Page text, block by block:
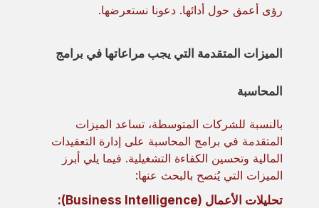
رؤى أعمق حول أدائها. دعونا نستعرضها.
الميزات المتقدمة التي يجب مراعاتها في برامج
المحاسبة
بالنسبة للشركات المتوسطة، تساعد الميزات
المتقدمة في برامج المحاسبة على إدارة التعقيدات
المالية وتحسين الكفاءة التشغيلية. فيما يلي أبرز
الميزات التي يُنصح بالبحث عنها:
تحليلات الأعمال (Business Intelligence):